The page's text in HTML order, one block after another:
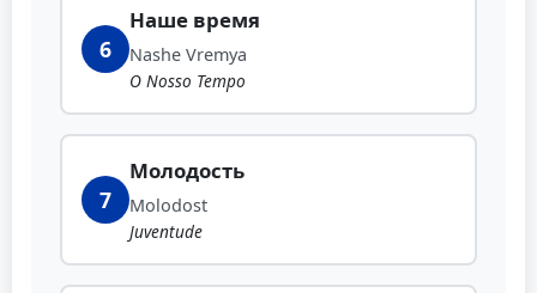
6
Наше время
Nashe Vremya
O Nosso Tempo
7
Молодость
Molodost
Juventude